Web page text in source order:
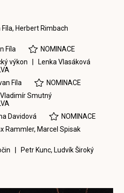
Fíla, Herbert Rimbach
Fíla
NOMINACE
výkon | Lenka Vlasáková
Fíla
NOMINACE
Vladimír Smutný
Davidová
NOMINACE
Rammler, Marcel Spisak
| Petr Kunc, Ludvík Široký